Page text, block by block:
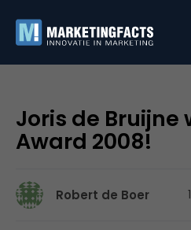
Joris de Bruijne
Award 2008!
Robert de Boer